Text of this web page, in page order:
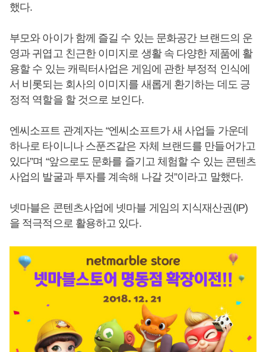
했다.
부모와 아이가 함께 즐길 수 있는 문화공간 브랜드의 운
영과 귀엽고 친근한 이미지로 생활 속 다양한 제품에 활
용할 수 있는 캐릭터사업은 게임에 관한 부정적 인식에
서 비롯되는 회사의 이미지를 새롭게 환기하는 데도 긍
정적 역할을 할 것으로 보인다.
엔씨소프트 관계자는 “엔씨소프트가 새 사업들 가운데
하나로 타이니나 스푼즈같은 자체 브랜드를 만들어가고
있다”며 “앞으로도 문화를 즐기고 체험할 수 있는 콘텐츠
사업의 발굴과 투자를 계속해 나갈 것”이라고 말했다.
넷마블은 콘텐츠사업에 넷마블 게임의 지식재산권(IP)
을 적극적으로 활용하고 있다.